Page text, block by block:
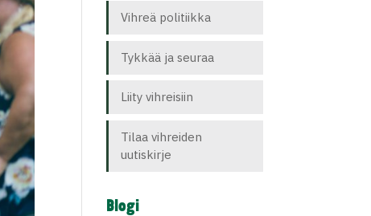
Vihreä politiikka
Tykkää ja seuraa
Liity vihreisiin
Tilaa vihreiden
uutiskirje
Blogi